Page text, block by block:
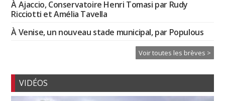
À Ajaccio, Conservatoire Henri Tomasi par Rudy
Ricciotti et Amélia Tavella
À Venise, un nouveau stade municipal, par Populous
Voir toutes les brèves >
VIDÉOS